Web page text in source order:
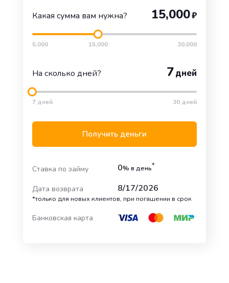
Какая сумма вам нужна? 15,000₽
5,000 15,000 30,000
На сколько дней? 7дней
7 дней 30 дней
Получить деньги
Ставка по займу 0% в день*
Дата возврата 8/17/2026
*только для новых клиентов, при погашении в срок
Банковская карта